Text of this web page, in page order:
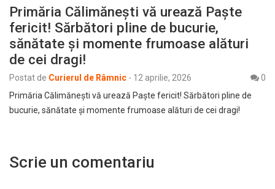
Primăria Călimănești vă urează Paște
fericit! Sărbători pline de bucurie,
sănătate și momente frumoase alături
de cei dragi!
Postat de Curierul de Râmnic - 12 aprilie, 2026
0
Primăria Călimănești vă urează Paște fericit! Sărbători pline de
bucurie, sănătate și momente frumoase alături de cei dragi!
Scrie un comentariu